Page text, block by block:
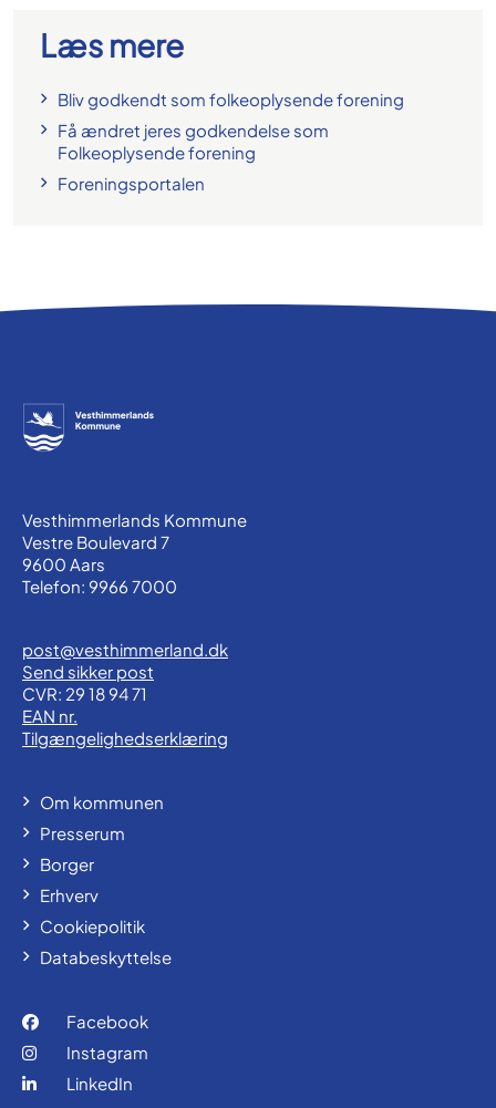
Læs mere
Bliv godkendt som folkeoplysende forening
Få ændret jeres godkendelse som
Folkeoplysende forening
Foreningsportalen
Vesthimmerlands Kommune
Vestre Boulevard 7
9600 Aars
Telefon: 9966 7000
post@vesthimmerland.dk
Send sikker post
CVR: 29 18 94 71
EAN nr.
Tilgængelighedserklæring
Om kommunen
Presserum
Borger
Erhverv
Cookiepolitik
Databeskyttelse
Facebook
Instagram
LinkedIn